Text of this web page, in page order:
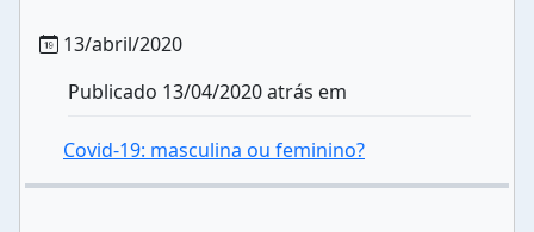
13/abril/2020
Publicado 13/04/2020 atrás em
Covid-19: masculina ou feminino?